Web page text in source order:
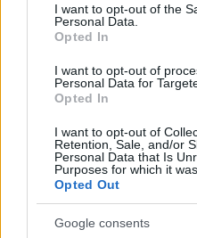
I want to opt-out of the
Personal Data.
Opted In
I want to opt-out of
Personal Data for
Opted In
I want to opt-out of
Retention, Sale, and/or
Personal Data that Is
Purposes for which it
Opted Out
Google consents
incombe?Non
di sottrarti? Pensi che
con le mani in alto e
mirano alla stessa sia
casa ecc.) senza